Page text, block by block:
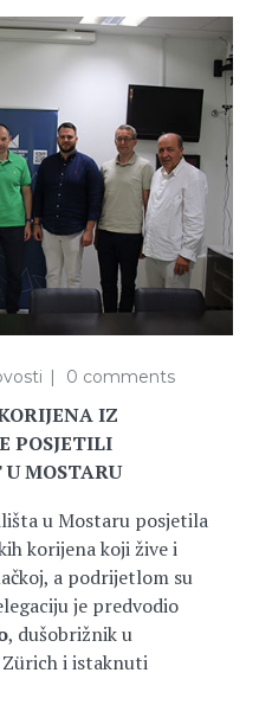
0 comments
IZ
POSJETILI
MOSTARU
u Mostaru posjetila
korijena koji žive i
a podrijetlom su
je predvodio
, dušobrižnik u
i istaknuti